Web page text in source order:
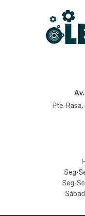
Pte.
Seg-
Seg-